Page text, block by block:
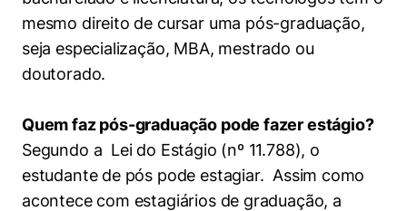
mesmo direito de cursar uma pós-graduação,
seja especialização, MBA, mestrado ou
doutorado.
Quem faz pós-graduação pode fazer estágio?
Segundo a Lei do Estágio (nº 11.788), o
estudante de pós pode estagiar. Assim como
acontece com estagiários de graduação, a